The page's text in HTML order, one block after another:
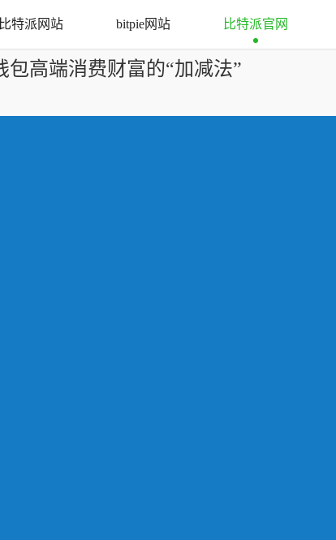
比特派网站 bitpie网站 比特派官网
高端消费财富的“加减法”